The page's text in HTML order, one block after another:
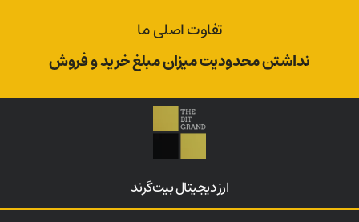
تفاوت اصلی ما
نداشتن محدودیت میزان مبلغ خرید و فروش
ارز‌ دیجیتال بیت‌گرند